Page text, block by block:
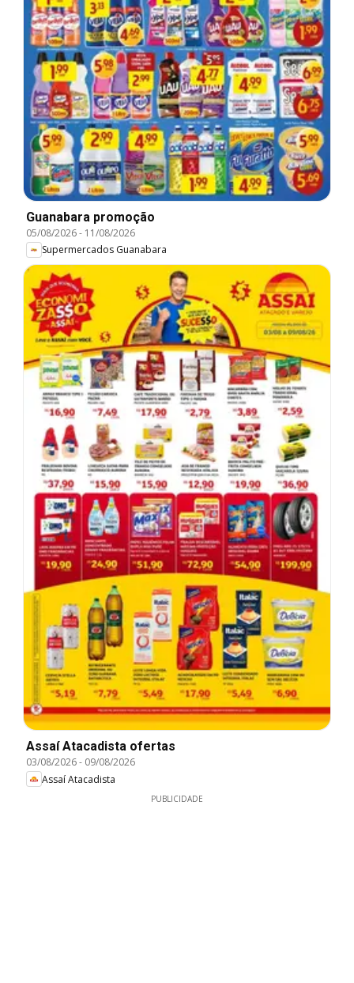
Guanabara promoção
05/08/2026- 11/08/2026
Supermercados Guanabara
Assaí Atacadista ofertas
03/08/2026- 09/08/2026
Assaí Atacadista
PUBLICIDADE